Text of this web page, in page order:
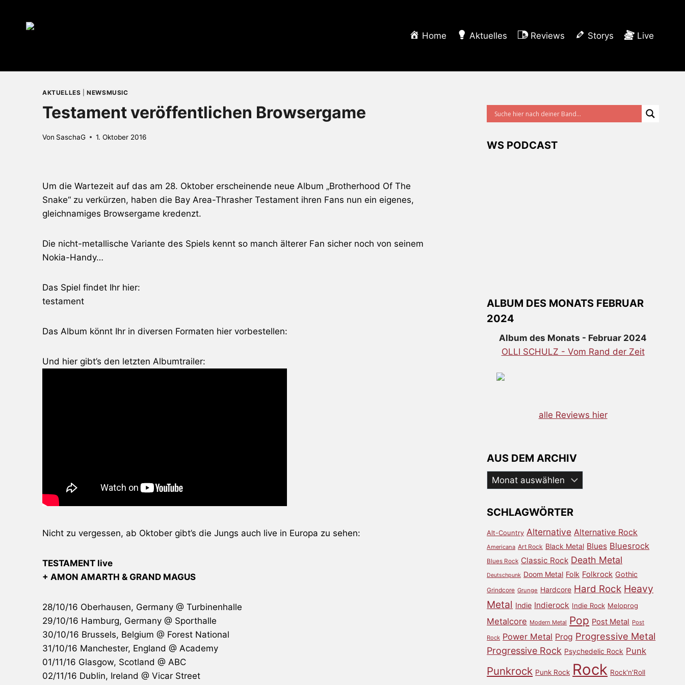
Home Aktuelles Reviews Storys Live
AKTUELLES |NEWSMUSIC
Testament veröffentlichen Browsergame
Von SaschaG 1. Oktober 2016
Um die Wartezeit auf das am 28. Oktober erscheinende neue Album „Brotherhood Of The
Snake“ zu verkürzen, haben die Bay Area-Thrasher Testament ihren Fans nun ein eigenes,
gleichnamiges Browsergame kredenzt.
Die nicht-metallische Variante des Spiels kennt so manch älterer Fan sicher noch von seinem
Nokia-Handy…
Das Spiel findet Ihr hier:
testament
Das Album könnt Ihr in diversen Formaten hier vorbestellen:
Und hier gibt’s den letzten Albumtrailer:
Nicht zu vergessen, ab Oktober gibt’s die Jungs auch live in Europa zu sehen:
TESTAMENT live
+ AMON AMARTH & GRAND MAGUS
28/10/16 Oberhausen, Germany @ Turbinenhalle
29/10/16 Hamburg, Germany @ Sporthalle
30/10/16 Brussels, Belgium @ Forest National
31/10/16 Manchester, England @ Academy
01/11/16 Glasgow, Scotland @ ABC
02/11/16 Dublin, Ireland @ Vicar Street
WS PODCAST
ALBUM DES MONATS FEBRUAR
2024
Album des Monats - Februar 2024
OLLI SCHULZ - Vom Rand der Zeit
alle Reviews hier
AUS DEM ARCHIV
Aus
dem
SCHLAGWÖRTER
Alt-Country Alternative Alternative Rock
Americana Art Rock Black Metal Blues Bluesrock
Blues Rock Classic Rock Death Metal
Deutschpunk Doom Metal Folk Folkrock Gothic
Grindcore Grunge Hardcore Hard Rock Heavy
Metal Indie Indierock Indie Rock Meloprog
Metalcore Modern Metal Pop Post Metal Post
Rock Power Metal Prog Progressive Metal
Progressive Rock Psychedelic Rock Punk
Punkrock Punk Rock Rock Rock'n'Roll